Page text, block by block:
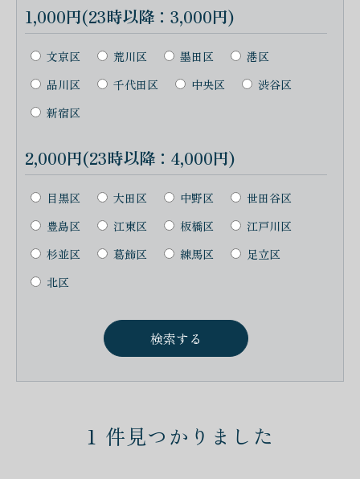
1,000円(23時以降：3,000円)
文京区 荒川区 墨田区
港区
品川区
千代田区 中央区
渋谷区
新宿区
2,000円(23時以降：4,000円)
目黒区 大田区 中野区
世田谷区
豊島区
江東区 板橋区
江戸川区
杉並区
葛飾区 練馬区
足立区
北区
1 件見つかりました